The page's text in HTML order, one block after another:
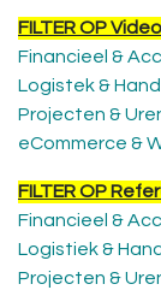
FILTER OP
Financieel &
Logistek &
Projecten &
eCommerce &
FILTER OP
Financieel &
Logistiek &
Projecten &